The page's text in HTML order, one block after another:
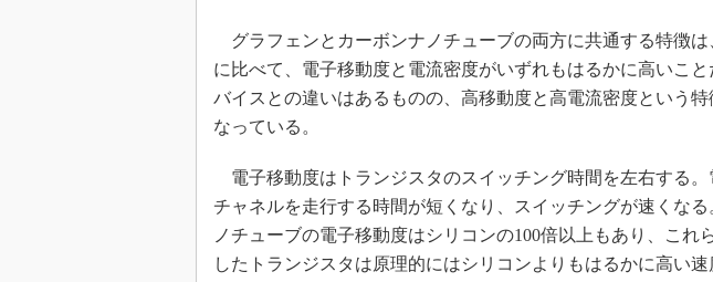
グラフェンとカーボンナノチューブの両方に共通する特徴は
に比べて、電子移動度と電流密度がいずれもはるかに高いこ
バイスとの違いはあるものの、高移動度と高電流密度という
なっている。
電子移動度はトランジスタのスイッチング時間を左右する
チャネルを走行する時間が短くなり、スイッチングが速くな
ノチューブの電子移動度はシリコンの100倍以上もあり、これ
したトランジスタは原理的にはシリコンよりもはるかに高い